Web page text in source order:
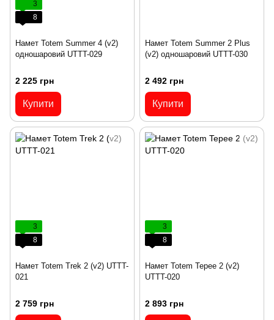
3
8
Намет Totem Summer 4 (v2)
одношаровий UTTT-029
2 225 грн
Купити
Намет Totem Summer 2 Plus
(v2) одношаровий UTTT-030
2 492 грн
Купити
3
8
Намет Totem Trek 2 (v2) UTTT-
021
2 759 грн
3
8
Намет Totem Tepee 2 (v2)
UTTT-020
2 893 грн